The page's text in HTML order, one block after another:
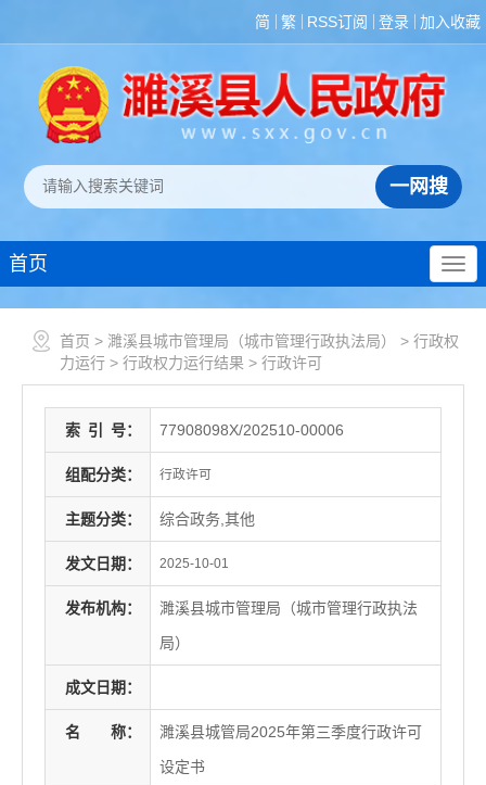
简 繁 RSS订阅 登录 加入收藏
首页
首页 > 濉溪县城市管理局（城市管理行政执法局） > 行政权
力运行 > 行政权力运行结果 > 行政许可
索 引 号： 77908098X/202510-00006
组配分类： 行政许可
主题分类： 综合政务,其他
发文日期： 2025-10-01
发布机构：
濉溪县城市管理局（城市管理行政执法
局）
成文日期：
名 称：
濉溪县城管局2025年第三季度行政许可
设定书